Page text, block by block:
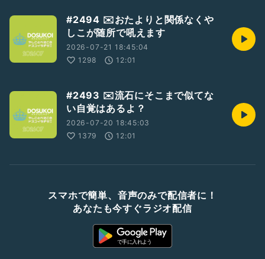
#2494 ✉️おたよりと関係なくや
しこが随所で吼えます
2026-07-21 18:45:04
1298
12:01
#2493 ✉️流石にそこまで似てな
い自覚はあるよ？
2026-07-20 18:45:03
1379
12:01
スマホで簡単、音声のみで配信者に！
あなたも今すぐラジオ配信